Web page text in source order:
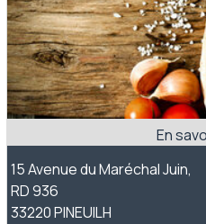
15 Avenue du Maréchal Juin,
RD 936
33220 PINEUILH